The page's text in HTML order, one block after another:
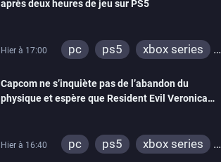
après deux heures de jeu sur PS5
Hier à 17:00 pc ps5
xbox series
Capcom ne s’inquiète pas de l’abandon du
physique et espère que Resident Evil Veronica
Hier à 16:40 pc ps5
xbox series